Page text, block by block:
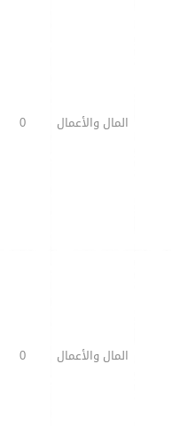
المال والأعمال 0
المال والأعمال 0